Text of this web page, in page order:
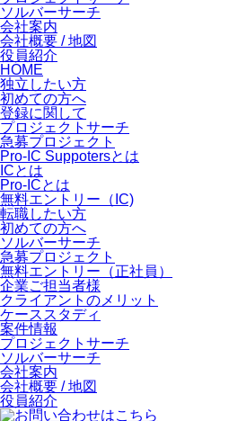
ソルバーサーチ
会社案内
会社概要 / 地図
役員紹介
HOME
独立したい方
初めての方へ
登録に関して
プロジェクトサーチ
急募プロジェクト
Pro-IC Suppotersとは
ICとは
Pro-ICとは
無料エントリー（IC)
転職したい方
初めての方へ
ソルバーサーチ
急募プロジェクト
無料エントリー（正社員）
企業ご担当者様
クライアントのメリット
ケーススタディ
案件情報
プロジェクトサーチ
ソルバーサーチ
会社案内
会社概要 / 地図
役員紹介